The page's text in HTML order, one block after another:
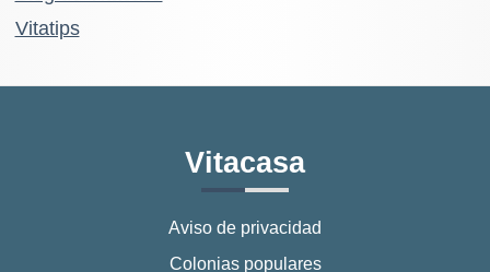
Vitatips
Vitacasa
Aviso de privacidad
Colonias populares